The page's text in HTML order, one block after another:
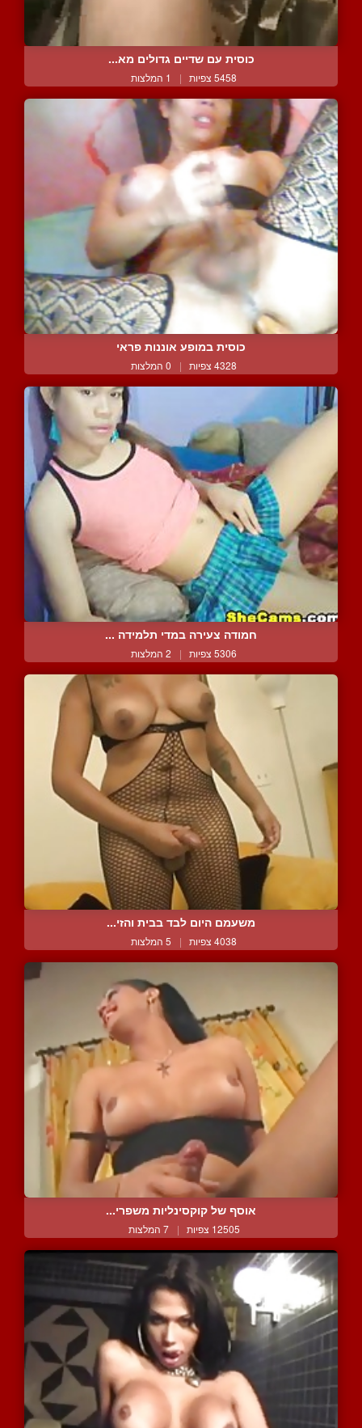
כוסית עם שדיים גדולים מא...
5458 צפיות | 1 המלצות
כוסית במופע אוננות פראי
4328 צפיות | 0 המלצות
חמודה צעירה במדי תלמידה ...
5306 צפיות | 2 המלצות
משעמם היום לבד בבית והזי...
4038 צפיות | 5 המלצות
אוסף של קוקסינליות משפרי...
12505 צפיות | 7 המלצות